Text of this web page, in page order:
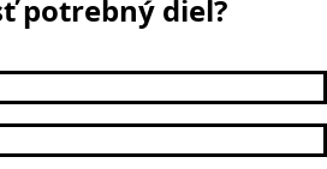
potrebný diel?